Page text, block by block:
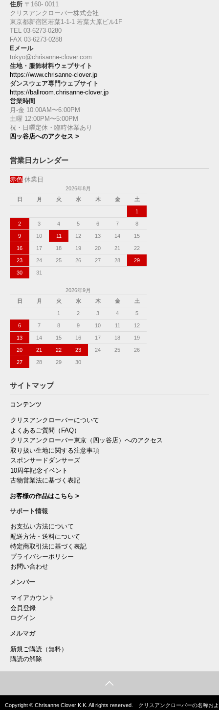
住所 〒160‐ 0011
クリスアンクローバー株式会社
東京都新宿区若葉1‐1-1 若葉大原ビル1F
TEL 03-6273-0280
FAX 03-6273-0288
Eメール
tokyo@chrisanne-clover.com
生地・服飾材料ウェブサイト
https://www.chrisanne-clover.jp
ダンスウェア専門ウェブサイト
https://ballroom.chrisanne-clover.jp
営業時間
月-金 10:00AM〜6:00PM
土曜 12:00PM〜5:00PM
祝・日曜定休・臨時休業あり
四ッ谷店へのアクセス >
営業日カレンダー
赤色 休業日
2026年8月
日
月 火 水 木 金 土
1
2 3 4 5 6 7 8
9 10 11 12 13 14 15
16 17 18 19 20 21 22
23 24 25 26 27 28 29
30 31
2026年9月
日
月 火 水 木 金 土
1 2 3 4 5
6 7 8 9 10 11 12
13 14 15 16 17 18 19
20 21 22 23 24 25 26
27 28 29 30
サイトマップ
コンテンツ
クリスアンクローバーについて
よくあるご質問（FAQ）
クリスアンクローバー東京（四ッ谷店）へのアクセス
取り扱い生地に関する注意事項
スポンサードダンサーズ
10周年記念イベント
古物営業法に基づく表記
お客様の作品はこちら >
サポート情報
お支払い方法について
配送方法・送料について
特定商取引法に基づく表記
プライバシーポリシー
お問い合わせ
メンバー
マイアカウント
会員登録
ログイン
メルマガ
新規ご購読（無料）
購読の解除
Copyright © Chrisanne Clover K.K. All rights reserved. クリスアンクローバーの名称およ